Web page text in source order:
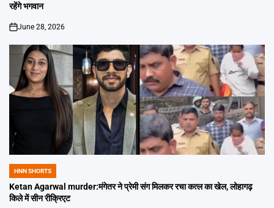
रहेंगे भगवान
on
June 28, 2026
POSTED
IN
HNN SHORTS
Ketan Agarwal murder:मंगेतर ने प्रेमी संग मिलकर रचा कत्ल का खेल, लोहागढ़
किले में सीन रीक्रिएट